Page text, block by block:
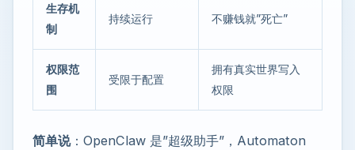
生存机
制
持续运行 不赚钱就”死亡”
权限范
围
受限于配置
拥有真实世界写入
权限
简单说：OpenClaw 是”超级助手”，Automaton